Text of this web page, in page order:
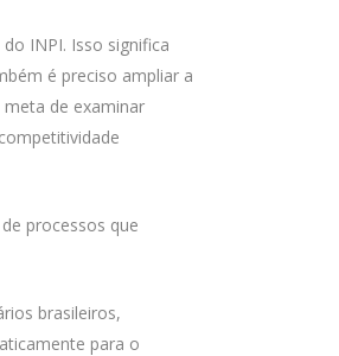
INPI. Isso significa
é preciso ampliar a
de examinar
processos que
brasileiros,
para o